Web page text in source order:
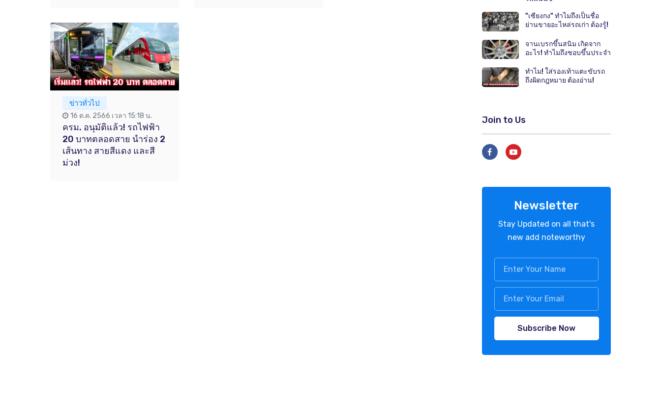
ข่าวทั่วไป
16 ต.ค. 2566 เวลา 15:18 น.
ครม. อนุมัติแล้ว! รถไฟฟ้า
20 บาทตลอดสาย นำร่อง 2
เส้นทาง สายสีแดง และสี
ม่วง!
"เซียงกง" ทำไมถึงเป็นชื่อ
ย่านขายอะไหล่รถเก่า ต้องรู้!
จานเบรกขึ้นสนิม เกิดจาก
อะไร! ทำไมถึงชอบขึ้นประจำ
ทำไม! ใส่รองเท้าแตะขับรถ
ถึงผิดกฎหมาย ต้องอ่าน!
Join to Us
Newsletter
Stay Updated on all that's
new add noteworthy
Subscribe Now